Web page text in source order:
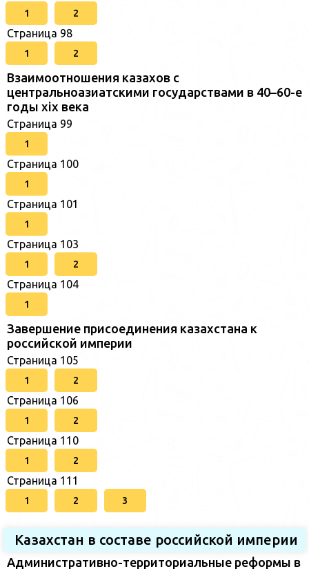
1 2
Страница 98
1 2
Взаимоотношения казахов с
центральноазиатскими государствами в 40–60-е
годы xix века
Страница 99
1
Страница 100
1
Страница 101
1
Страница 103
1 2
Страница 104
1
Завершение присоединения казахстана к
российской империи
Страница 105
1 2
Страница 106
1 2
Страница 110
1 2
Страница 111
1 2 3
Казахстан в составе российской империи
Административно-территориальные реформы в